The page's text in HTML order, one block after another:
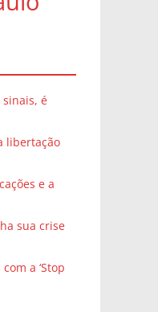
é
libertação
e a
sua crise
a ‘Stop